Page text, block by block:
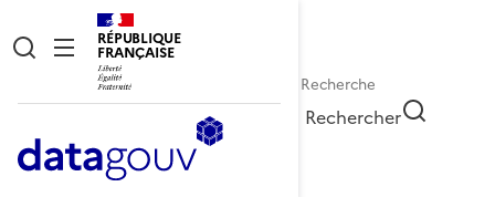
RÉPUBLIQUE
FRANÇAISE
Rechercher